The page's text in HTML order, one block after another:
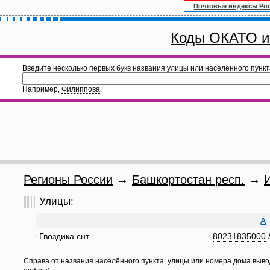
Почтовые индексы
Коды ОКАТО
Введите несколько первых букв названия улицы или населённого
Например, Филиппова.
Регионы России → Башкортостан респ. →
Улицы:
А
80231835000
Гвоздика снт
Справа от названия населённого пункта, улицы или номера дома